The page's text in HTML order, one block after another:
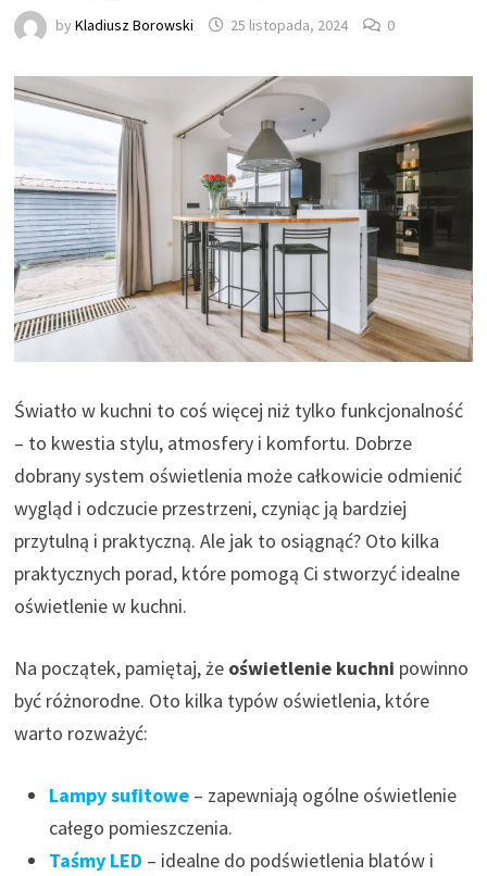
byKladiusz Borowski 25 listopada, 2024 0
Światło w kuchni to coś więcej niż tylko funkcjonalność
– to kwestia stylu, atmosfery i komfortu. Dobrze
dobrany system oświetlenia może całkowicie odmienić
wygląd i odczucie przestrzeni, czyniąc ją bardziej
przytulną i praktyczną. Ale jak to osiągnąć? Oto kilka
praktycznych porad, które pomogą Ci stworzyć idealne
oświetlenie w kuchni.
Na początek, pamiętaj, że oświetlenie kuchni powinno
być różnorodne. Oto kilka typów oświetlenia, które
warto rozważyć:
Lampy sufitowe – zapewniają ogólne oświetlenie
całego pomieszczenia.
Taśmy LED – idealne do podświetlenia blatów i